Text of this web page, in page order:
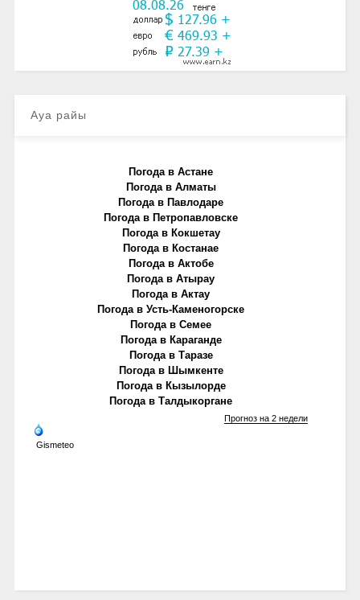
Ауа райы
Погода в Астане
Погода в Алматы
Погода в Павлодаре
Погода в Петропавловске
Погода в Кокшетау
Погода в Костанае
Погода в Актобе
Погода в Атырау
Погода в Актау
Погода в Усть-Каменогорске
Погода в Семее
Погода в Караганде
Погода в Таразе
Погода в Шымкенте
Погода в Кызылорде
Погода в Талдыкоргане
Gismeteo
Прогноз на 2 недели